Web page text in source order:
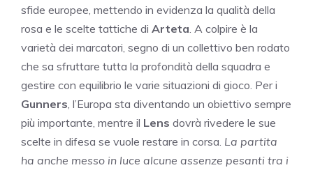
sfide europee, mettendo in evidenza la qualità della
rosa e le scelte tattiche di Arteta . A colpire è la
varietà dei marcatori, segno di un collettivo ben rodato
che sa sfruttare tutta la profondità della squadra e
gestire con equilibrio le varie situazioni di gioco. Per i
Gunners , l’Europa sta diventando un obiettivo sempre
più importante, mentre il Lens dovrà rivedere le sue
scelte in difesa se vuole restare in corsa. La partita
ha anche messo in luce alcune assenze pesanti tra i